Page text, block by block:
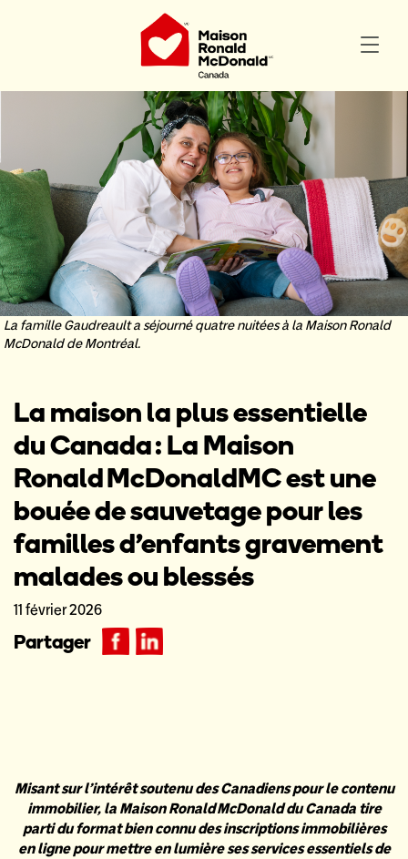
La famille Gaudreault a séjourné quatre nuitées à la Maison Ronald
McDonald de Montréal.
La maison la plus essentielle
du Canada : La Maison
Ronald McDonaldMC est une
bouée de sauvetage pour les
familles d’enfants gravement
malades ou blessés
11 février 2026
Partager
Misant sur l’intérêt soutenu des Canadiens pour le contenu
immobilier, la Maison Ronald McDonald du Canada tire
parti du format bien connu des inscriptions immobilières
en ligne pour mettre en lumière ses services essentiels de